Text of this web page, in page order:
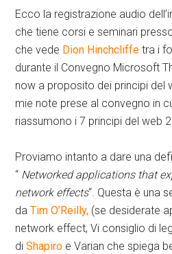
Ecco la registrazione audio
che tiene corsi e seminari
che vede Dion Hinchcliffe tra i
durante il Convegno Microsoft
now a proposito dei principi del
mie note prese al convegno in
riassumono i 7 principi del web
Proviamo intanto a dare una
“ Networked applications that
network effects“. Questa è una
daTim O’Reilly, (se desiderate
network effect, Vi consiglio di
diShapiro e Varian che spiega